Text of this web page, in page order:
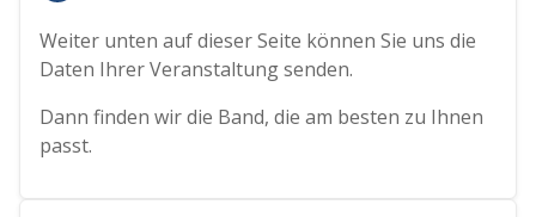
Weiter unten auf dieser Seite können Sie uns die
Daten Ihrer Veranstaltung senden.
Dann finden wir die Band, die am besten zu Ihnen
passt.